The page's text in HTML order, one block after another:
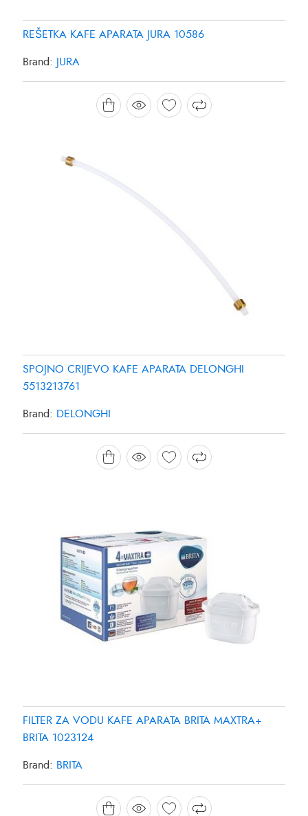
REŠETKA KAFE APARATA JURA 10586
Brand: JURA
SPOJNO CRIJEVO KAFE APARATA DELONGHI
5513213761
Brand: DELONGHI
FILTER ZA VODU KAFE APARATA BRITA MAXTRA+
BRITA 1023124
Brand: BRITA